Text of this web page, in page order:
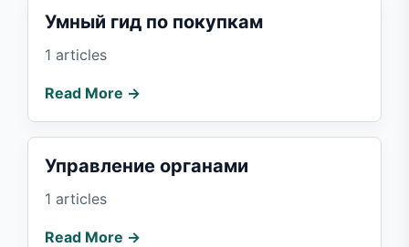
Умный гид по покупкам
1 articles
Read More →
Управление органами
1 articles
Read More →